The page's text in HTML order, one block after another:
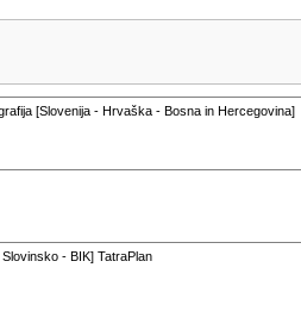
[Slovenija - Hrvaška - Bosna in Hercegovina]
- BIK] TatraPlan